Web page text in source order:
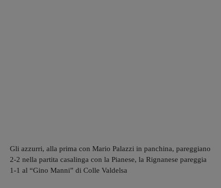
Gli azzurri, alla prima con Mario Palazzi in panchina, pareggiano
2-2 nella partita casalinga con la Pianese, la Rignanese pareggia
1-1 al “Gino Manni” di Colle Valdelsa